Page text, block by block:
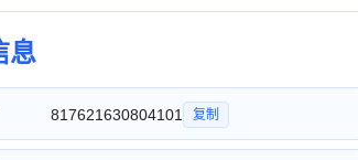
息
817621630804101 复制